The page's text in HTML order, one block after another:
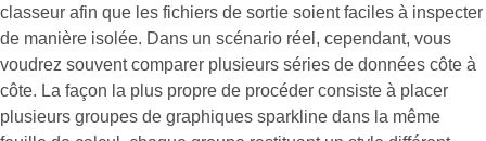
classeur afin que les fichiers de sortie soient faciles à inspecter
de manière isolée. Dans un scénario réel, cependant, vous
voudrez souvent comparer plusieurs séries de données côte à
côte. La façon la plus propre de procéder consiste à placer
plusieurs groupes de graphiques sparkline dans la même